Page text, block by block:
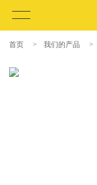
首页 > 我们的产品 >